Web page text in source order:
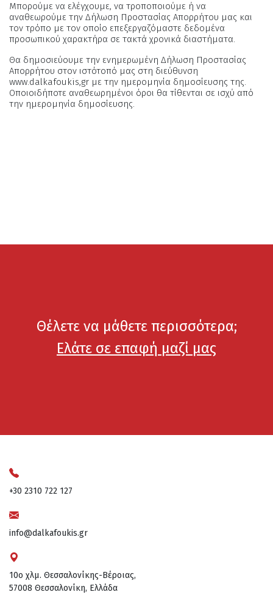
Μπορούμε να ελέγχουμε, να τροποποιούμε ή να
αναθεωρούμε την Δήλωση Προστασίας Απορρήτου μας και
τον τρόπο με τον οποίο επεξεργαζόμαστε δεδομένα
προσωπικού χαρακτήρα σε τακτά χρονικά διαστήματα.
Θα δημοσιεύουμε την ενημερωμένη Δήλωση Προστασίας
Απορρήτου στον ιστότοπό μας στη διεύθυνση
www.dalkafoukis,gr με την ημερομηνία δημοσίευσης της.
Οποιοιδήποτε αναθεωρημένοι όροι θα τίθενται σε ισχύ από
την ημερομηνία δημοσίευσης.
Θέλετε να μάθετε περισσότερα;
Ελάτε σε επαφή μαζί μας
+30 2310 722 127
info@dalkafoukis.gr
10ο χλμ. Θεσσαλονίκης-Βέροιας,
57008 Θεσσαλονίκη, Ελλάδα